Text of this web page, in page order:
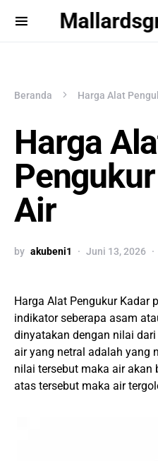
Beranda Harga Alat
Harga
Air
by akubeni1 Juni 13, 2026
Harga Alat Pengukur Kadar
indikator seberapa asam
dinyatakan dengan nilai
air yang netral adalah yang
nilai tersebut maka air akan
atas tersebut maka air